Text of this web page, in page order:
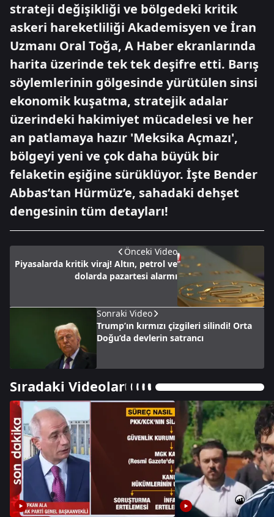
strateji değişikliği ve bölgedeki kritik
askeri hareketliliği Akademisyen ve İran
Uzmanı Oral Toğa, A Haber ekranlarında
harita üzerinde tek tek deşifre etti. Barış
söylemlerinin gölgesinde yürütülen sinsi
ekonomik kuşatma, stratejik adalar
üzerindeki hakimiyet mücadelesi ve her
an patlamaya hazır 'Meksika Açmazı',
bölgeyi yeni ve çok daha büyük bir
felaketin eşiğine sürüklüyor. İşte Bender
Abbas’tan Hürmüz’e, sahadaki dehşet
dengesinin tüm detayları!
Önceki Video
Piyasalarda kritik viraj! Altın, petrol ve
dolarda pazartesi alarmı
Sonraki Video
Trump’ın kırmızı çizgileri silindi! Orta
Doğu’da devlerin satrancı
Sıradaki Videolar